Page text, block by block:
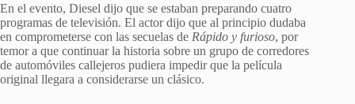
En el evento, Diesel dijo que se estaban preparando cuatro
programas de televisión. El ⁠actor dijo que al ​principio dudaba
en comprometerse con las secuelas de Rápido y furioso, por
temor a que continuar la historia sobre un grupo de corredores
de automóviles callejeros pudiera impedir que la película
original llegara a considerarse un clásico.